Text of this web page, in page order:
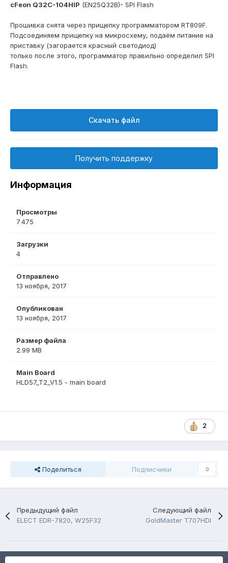
cFeon Q32C-104HIP (EN25Q32B)- SPI Flash
Прошивка снята через прищепку программатором RT809F.
Подсоединяем прищепку на микросхему, подаём питание на
приставку (загорается красный светодиод)
только после этого, программатор правильно определил SPI
Flash.
Скачать файл
Получить поддержку
Информация
Просмотры
7 475
Загрузки
4
Отправлено
13 ноября, 2017
Опубликован
13 ноября, 2017
Размер файла
2.99 MB
Main Board
HLD57_T2_V1.5 - main board
2
Поделиться Подписчики 0
Предыдущий файл
ELECT EDR-7820, W25F32
Следующий файл
GoldMaster T707HDI